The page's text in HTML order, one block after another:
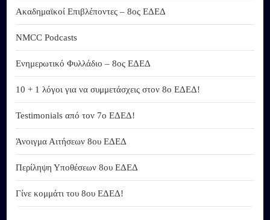
Ακαδημαϊκοί Επιβλέποντες – 8ος ΕΔΕΔ
NMCC Podcasts
Ενημερωτικό Φυλλάδιο – 8ος ΕΔΕΔ
10 + 1 λόγοι για να συμμετάσχεις στον 8ο ΕΔΕΔ!
Testimonials από τον 7ο ΕΔΕΔ!
Άνοιγμα Αιτήσεων 8ου ΕΔΕΔ
Περίληψη Υποθέσεων 8ου ΕΔΕΔ
Γίνε κομμάτι του 8ου ΕΔΕΔ!